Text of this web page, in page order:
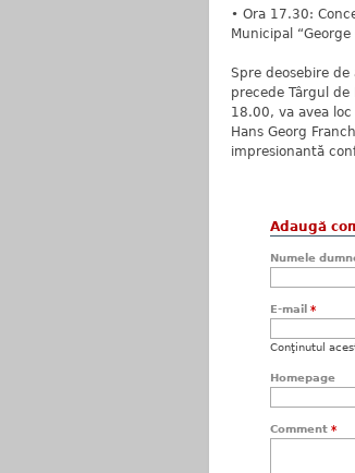
• Ora 17.30:
Municipal
Spre deosebire
precede Târgul
18.00, va avea
Hans Georg
impresionantă
Adaugă
Numele
E-mail *
Conţinutul
Homepage
Comment *